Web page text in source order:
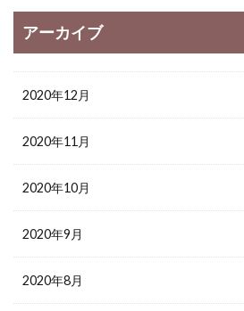
アーカイブ
2020年12月
2020年11月
2020年10月
2020年9月
2020年8月